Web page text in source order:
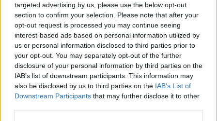
targeted advertising by us, please use the below opt-out
section to confirm your selection. Please note that after your
opt-out request is processed you may continue seeing
interest-based ads based on personal information utilized by
us or personal information disclosed to third parties prior to
your opt-out. You may separately opt-out of the further
disclosure of your personal information by third parties on the
IAB’s list of downstream participants. This information may
also be disclosed by us to third parties on the IAB’s List of
Downstream Participants that may further disclose it to other
AJÁNLJUK MÉG
MAGYAR ÉPÍTŐK